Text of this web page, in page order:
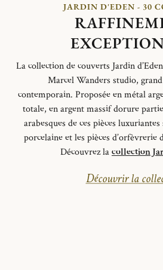
JARDIN D'EDEN - 30
La collection de couverts Jardin
Marcel Wanders studio,
contemporain. Proposée en métal
totale, en argent massif dorure
arabesques de ces pièces
porcelaine et les pièces d’orfèvrerie
Découvrez lacollection
Découvrir la